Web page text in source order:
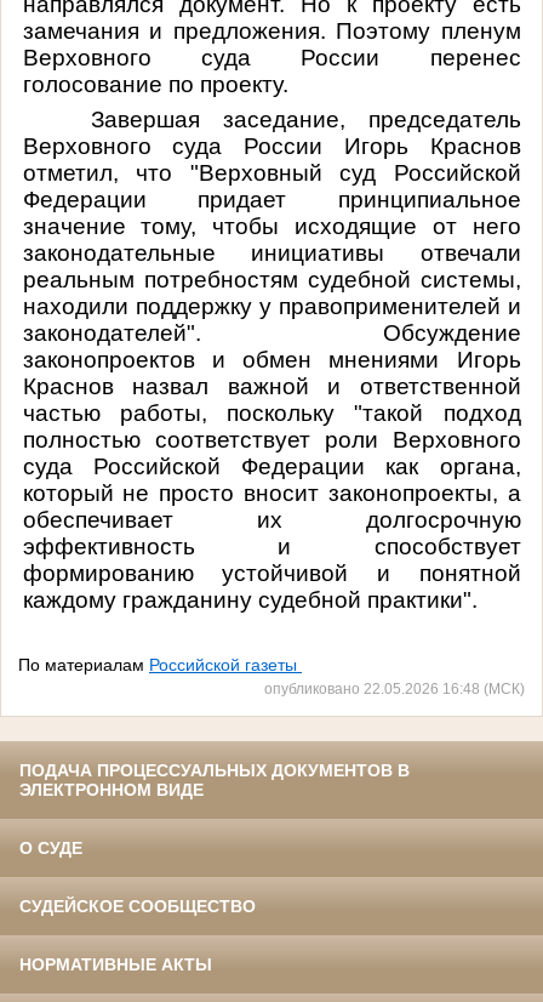
замечания и предложения. Поэтому пленум
Верховного суда России перенес
голосование по проекту.
Завершая заседание, председатель
Верховного суда России Игорь Краснов
отметил, что "Верховный суд Российской
Федерации придает принципиальное
значение тому, чтобы исходящие от него
законодательные инициативы отвечали
реальным потребностям судебной системы,
находили поддержку у правоприменителей и
законодателей". Обсуждение
законопроектов и обмен мнениями Игорь
Краснов назвал важной и ответственной
частью работы, поскольку "такой подход
полностью соответствует роли Верховного
суда Российской Федерации как органа,
который не просто вносит законопроекты, а
обеспечивает их долгосрочную
эффективность и способствует
формированию устойчивой и понятной
каждому гражданину судебной практики".
По материалам Российской газеты
опубликовано 22.05.2026 16:48 (МСК)
ПОДАЧА ПРОЦЕССУАЛЬНЫХ ДОКУМЕНТОВ В
ЭЛЕКТРОННОМ ВИДЕ
О СУДЕ
СУДЕЙСКОЕ СООБЩЕСТВО
НОРМАТИВНЫЕ АКТЫ